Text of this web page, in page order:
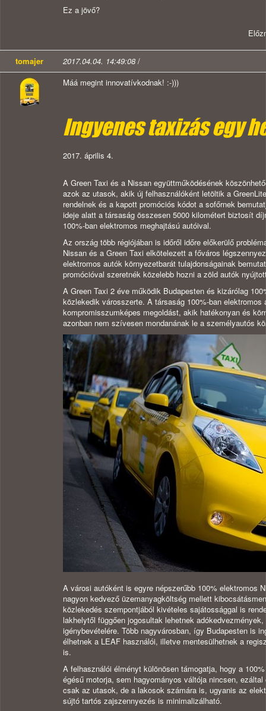
Ez a jövő?
tomajer 2017.04.04. 14:49:08 /
Máá megint innovatívkodnak! :-)))
Ingyenes taxizás egy
2017. április 4.
A Green Taxi és a Nissan együttműködésének
azok az utasok, akik új felhasználóként letöltik a
rendelnek és a kapott promóciós kódot a sofőrnek
ideje alatt a társaság összesen 5000 kilométert biztosít
100%-ban elektromos meghajtású autóival.
Az ország több régiójában is időről időre előkerülő
Nissan és a Green Taxi elkötelezett a főváros
elektromos autók környezetbarát tulajdonságainak
promócióval szeretnék közelebb hozni a zöld autók
A Green Taxi 2 éve működik Budapesten és kizárólag
közlekedik városszerte. A társaság 100%-ban
kompromisszumképes megoldást, akik hatékonyan és
azonban nem szívesen mondanának le a személyautós
A városi autóként is egyre népszerűbb 100% elektromos
nagyon kedvező üzemanyagköltség mellett
közlekedés szempontjából kivételes sajátossággal is
lakhelytől függően jogosultak lehetnek
igénybevételére. Több nagyvárosban, így Budapesten is
élhetnek a LEAF használói, illetve mentesülhetnek a
is.
A felhasználói élményt különösen támogatja, hogy a
égésű motorja, sem hagyományos váltója nincsen,
csak az utasok, de a lakosok számára is, ugyanis az
sújtó tartós zajszennyezés is minimalizálható.